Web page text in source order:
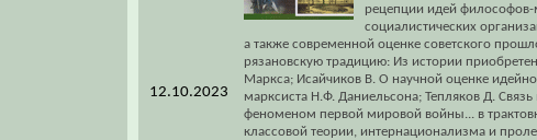
12.10.2023
рецепции идей философов-
социалистических
а также современной оценке советского
рязановскую традицию: Из истории
Маркса; Исайчиков В. О научной оценке
марксиста Н.Ф. Даниельсона; Тепляков Д.
феноменом первой мировой войны... в
классовой теории, интернационализма и